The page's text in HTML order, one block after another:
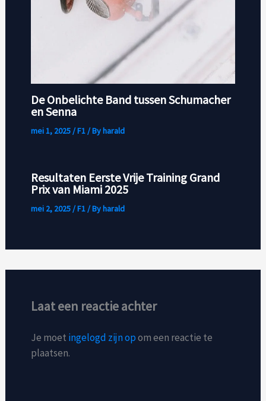
De Onbelichte Band tussen Schumacher
en Senna
mei 1, 2025/F1/ Byharald
Resultaten Eerste Vrije Training Grand
Prix van Miami 2025
mei 2, 2025/F1/ Byharald
Laat een reactie achter
Je moet ingelogd zijn opom een reactie te
plaatsen.